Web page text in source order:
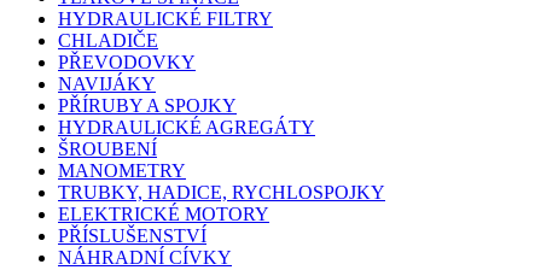
HYDRAULICKÉ FILTRY
CHLADIČE
PŘEVODOVKY
NAVIJÁKY
PŘÍRUBY A SPOJKY
HYDRAULICKÉ AGREGÁTY
ŠROUBENÍ
MANOMETRY
TRUBKY, HADICE, RYCHLOSPOJKY
ELEKTRICKÉ MOTORY
PŘÍSLUŠENSTVÍ
NÁHRADNÍ CÍVKY